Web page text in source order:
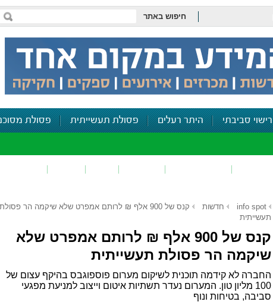
חיפוש באתר
רישוי סביבתי היתר רעלים פסולת תעשייתית פסולת
info spot חדשות
קנס של 900 אלף ₪ לרותם אמפרט שלא שיקמה הר פסולת
תעשייתית
קנס של 900 אלף ₪ לרותם אמפרט שלא
שיקמה הר פסולת תעשייתית
החברה לא קידמה תוכנית לשיקום מערום פוספוגבס בהיקף עצום של
100 מליון טון. המערום נעדר תשתיות איטום וייצוב למניעת מפגעי
סביבה, בטיחות ונוף